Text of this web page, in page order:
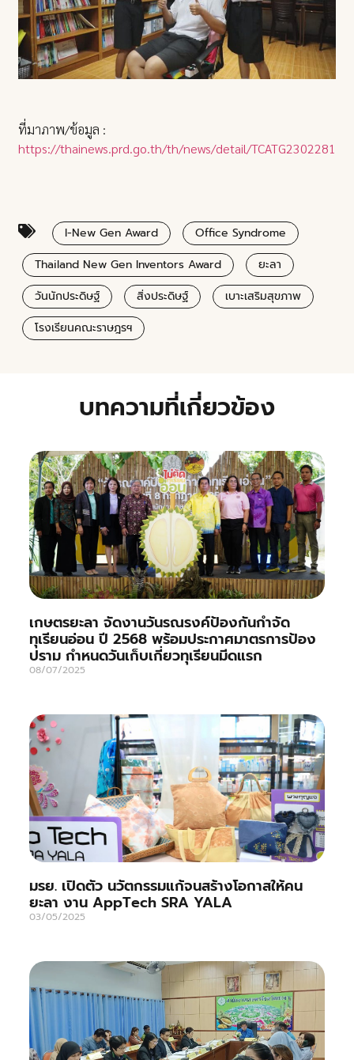
ที่มาภาพ/ข้อมูล :
https://thainews.prd.go.th/th/news/detail/
I-New Gen Award
Office Syndrome
Thailand New Gen Inventors Award
ยะลา
วันนักประดิษฐ์
สิ่งประดิษฐ์
เบาะเสริมสุขภาพ
โรงเรียนคณะราษฎรฯ
บทความที่เกี่ยวข้อง
เกษตรยะลา จัดงานวันรณรงค์ป้องกันกำจัด
ทุเรียนอ่อน ปี 2568 พร้อมประกาศมาตรการป้อง
ปราม กำหนดวันเก็บเกี่ยวทุเรียนมีดแรก
08/07/2025
มรย. เปิดตัว นวัตกรรมแก้จนสร้างโอกาสให้คน
ยะลา งาน AppTech SRA YALA
03/05/2025